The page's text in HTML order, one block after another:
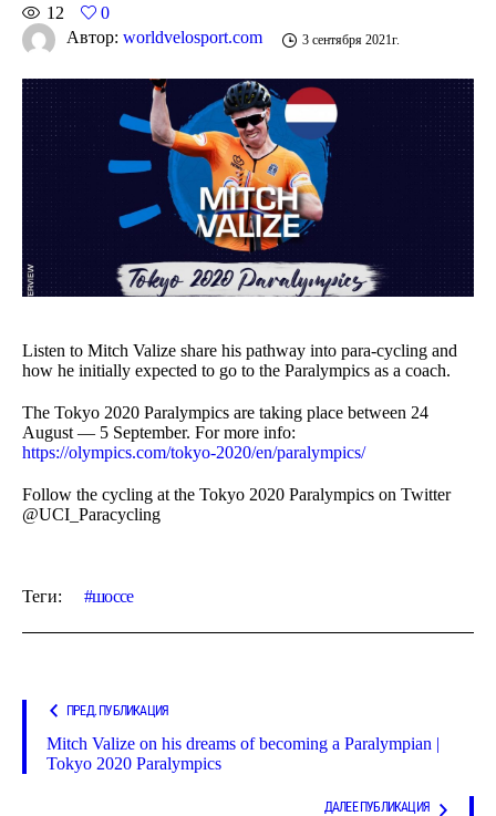
12
0
Автор: worldvelosport.com 3 сентября 2021г.
Listen to Mitch Valize share his pathway into para-cycling and
how he initially expected to go to the Paralympics as a coach.
The Tokyo 2020 Paralympics are taking place between 24
August — 5 September. For more info:
https://olympics.com/tokyo-2020/en/paralympics/
Follow the cycling at the Tokyo 2020 Paralympics on Twitter
@UCI_Paracycling
Теги: шоссе
ПРЕД. ПУБЛИКАЦИЯ
Mitch Valize on his dreams of becoming a Paralympian |
Tokyo 2020 Paralympics
ДАЛЕЕ ПУБЛИКАЦИЯ